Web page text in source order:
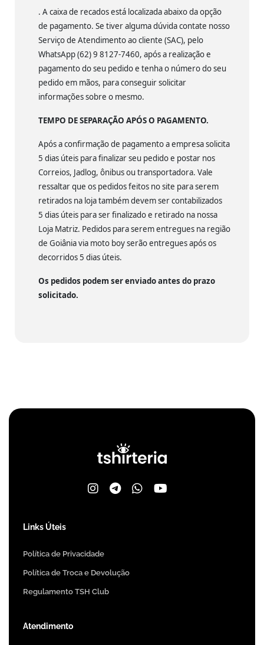
. A caixa de recados está localizada abaixo da opção
de pagamento. Se tiver alguma dúvida contate nosso
Serviço de Atendimento ao cliente (SAC), pelo
WhatsApp (62) 9 8127-7460, após a realização e
pagamento do seu pedido e tenha o número do seu
pedido em mãos, para conseguir solicitar
informações sobre o mesmo.
TEMPO DE SEPARAÇÃO APÓS O PAGAMENTO.
Após a confirmação de pagamento a empresa solicita
5 dias úteis para finalizar seu pedido e postar nos
Correios, Jadlog, ônibus ou transportadora. Vale
ressaltar que os pedidos feitos no site para serem
retirados na loja também devem ser contabilizados
5 dias úteis para ser finalizado e retirado na nossa
Loja Matriz. Pedidos para serem entregues na região
de Goiânia via moto boy serão entregues após os
decorridos 5 dias úteis.
Os pedidos podem ser enviado antes do prazo
solicitado.
Links Úteis
Política de Privacidade
Política de Troca e Devolução
Regulamento TSH Club
Atendimento